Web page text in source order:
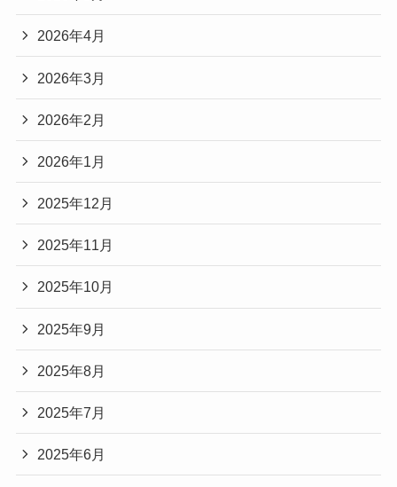
2026年4月
2026年3月
2026年2月
2026年1月
2025年12月
2025年11月
2025年10月
2025年9月
2025年8月
2025年7月
2025年6月